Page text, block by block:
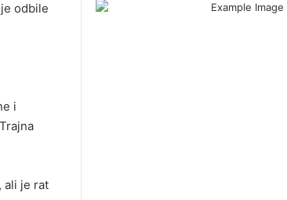
odbile
i
ali je rat